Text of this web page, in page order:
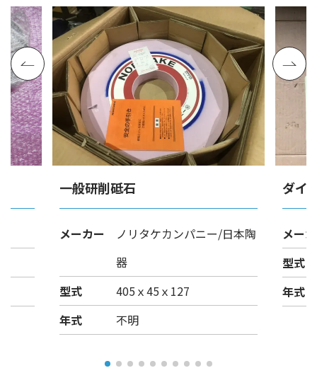
一般研削砥石
メーカー
ノリタケカンパニー/日本陶
器
型式
405ｘ45ｘ127
年式
不明
ダイ
メー
型式
年式